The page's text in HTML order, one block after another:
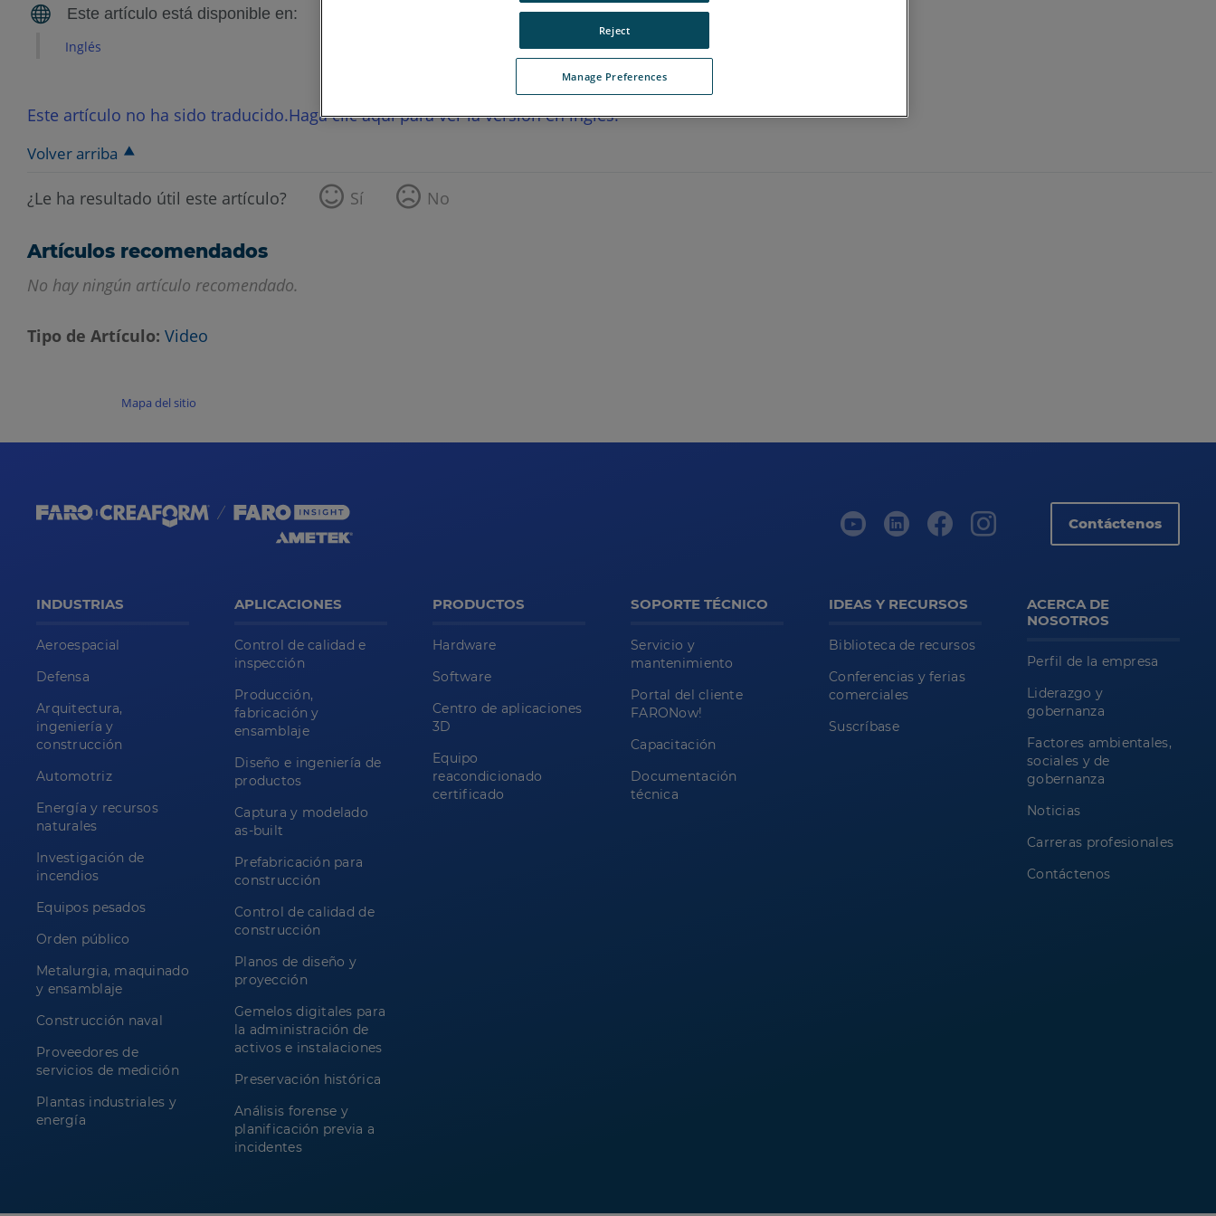
Inglés
Este artículo no ha sido traducido.Haga clic aquí para ver la versión en inglés.
Volver arriba
¿Le ha resultado útil este artículo? Sí No
Artículos recomendados
No hay ningún artículo recomendado.
Tipo de Artículo Video
Mapa del sitio
Contáctenos
INDUSTRIAS
Aeroespacial
Defensa
Arquitectura,
ingeniería y
construcción
Automotriz
Energía y recursos
naturales
Investigación de
incendios
Equipos pesados
Orden público
Metalurgia, maquinado
y ensamblaje
Construcción naval
Proveedores de
servicios de medición
Plantas industriales y
energía
APLICACIONES
Control de calidad e
inspección
Producción,
fabricación y
ensamblaje
Diseño e ingeniería de
productos
Captura y modelado
as-built
Prefabricación para
construcción
Control de calidad de
construcción
Planos de diseño y
proyección
Gemelos digitales para
la administración de
activos e instalaciones
Preservación histórica
Análisis forense y
planificación previa a
incidentes
PRODUCTOS
Hardware
Software
Centro de aplicaciones
3D
Equipo
reacondicionado
certificado
SOPORTE TÉCNICO
Servicio y
mantenimiento
Portal del cliente
FARONow!
Capacitación
Documentación
técnica
IDEAS Y RECURSOS
Biblioteca de recursos
Conferencias y ferias
comerciales
Suscríbase
ACERCA DE
NOSOTROS
Perfil de la empresa
Liderazgo y
gobernanza
Factores ambientales,
sociales y de
gobernanza
Noticias
Carreras profesionales
Contáctenos
Manage Preferences
Reject